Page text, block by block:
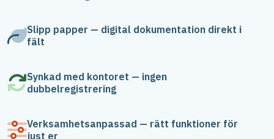
Slipp papper — digital dokumentation direkt i
fält
Synkad med kontoret — ingen
dubbelregistrering
Verksamhetsanpassad — rätt funktioner för
just er